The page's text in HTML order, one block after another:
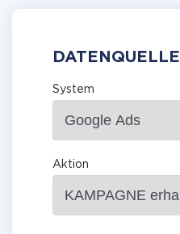
DATENQUELLE
System
Aktion